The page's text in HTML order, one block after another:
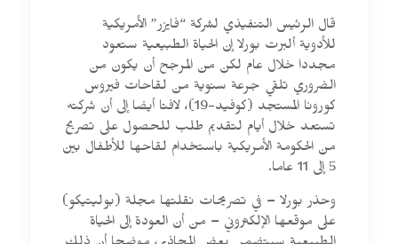
قال الرئيس التنفيذي لشركة “فايزر” الأمريكية
للأدوية ألبرت بورلا إن الحياة الطبيعية ستعود
مجددا خلال عام لكن من المرجح أن يكون من
الضروري تلقي جرعة سنوية من لقاحات فيروس
كورونا المستجد (كوفيد-19)، لافتا أيضا إلى أن شركته
تستعد خلال أيام لتقديم طلب للحصول على تصريح
من الحكومة الأمريكية باستخدام لقاحها للأطفال بين
5 إلى 11 عاما.
وحذر بورلا – في تصريحات نقلتها مجلة (بوليتيكو)
على موقعها الإلكتروني – من أن العودة إلى الحياة